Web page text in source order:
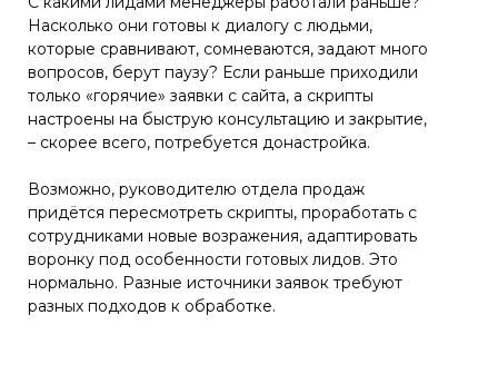
Насколько они готовы к диалогу с людьми,
которые сравнивают, сомневаются, задают много
вопросов, берут паузу? Если раньше приходили
только «горячие» заявки с сайта, а скрипты
настроены на быструю консультацию и закрытие,
– скорее всего, потребуется донастройка.
Возможно, руководителю отдела продаж
придётся пересмотреть скрипты, проработать с
сотрудниками новые возражения, адаптировать
воронку под особенности готовых лидов. Это
нормально. Разные источники заявок требуют
разных подходов к обработке.